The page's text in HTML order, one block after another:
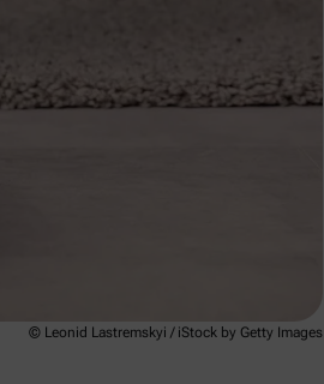
© Leonid Lastremskyi / iStock by Getty Images